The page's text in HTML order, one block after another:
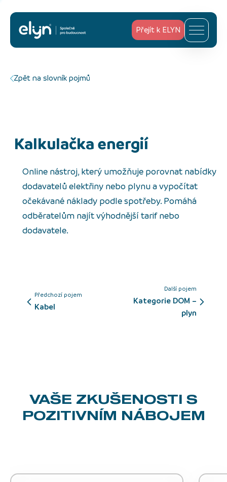
Přejít k ELYN
Zpět na slovník pojmů
kalkulačka energií
Online nástroj, který umožňuje porovnat nabídky
dodavatelů elektřiny nebo plynu a vypočítat
očekávané náklady podle spotřeby. Pomáhá
odběratelům najít výhodnější tarif nebo
dodavatele.
Předchozí pojem
kabel
Další pojem
Kategorie DOM –
plyn
VAŠE ZKUŠENOSTI S
POZITIVNÍM NÁBOJEM